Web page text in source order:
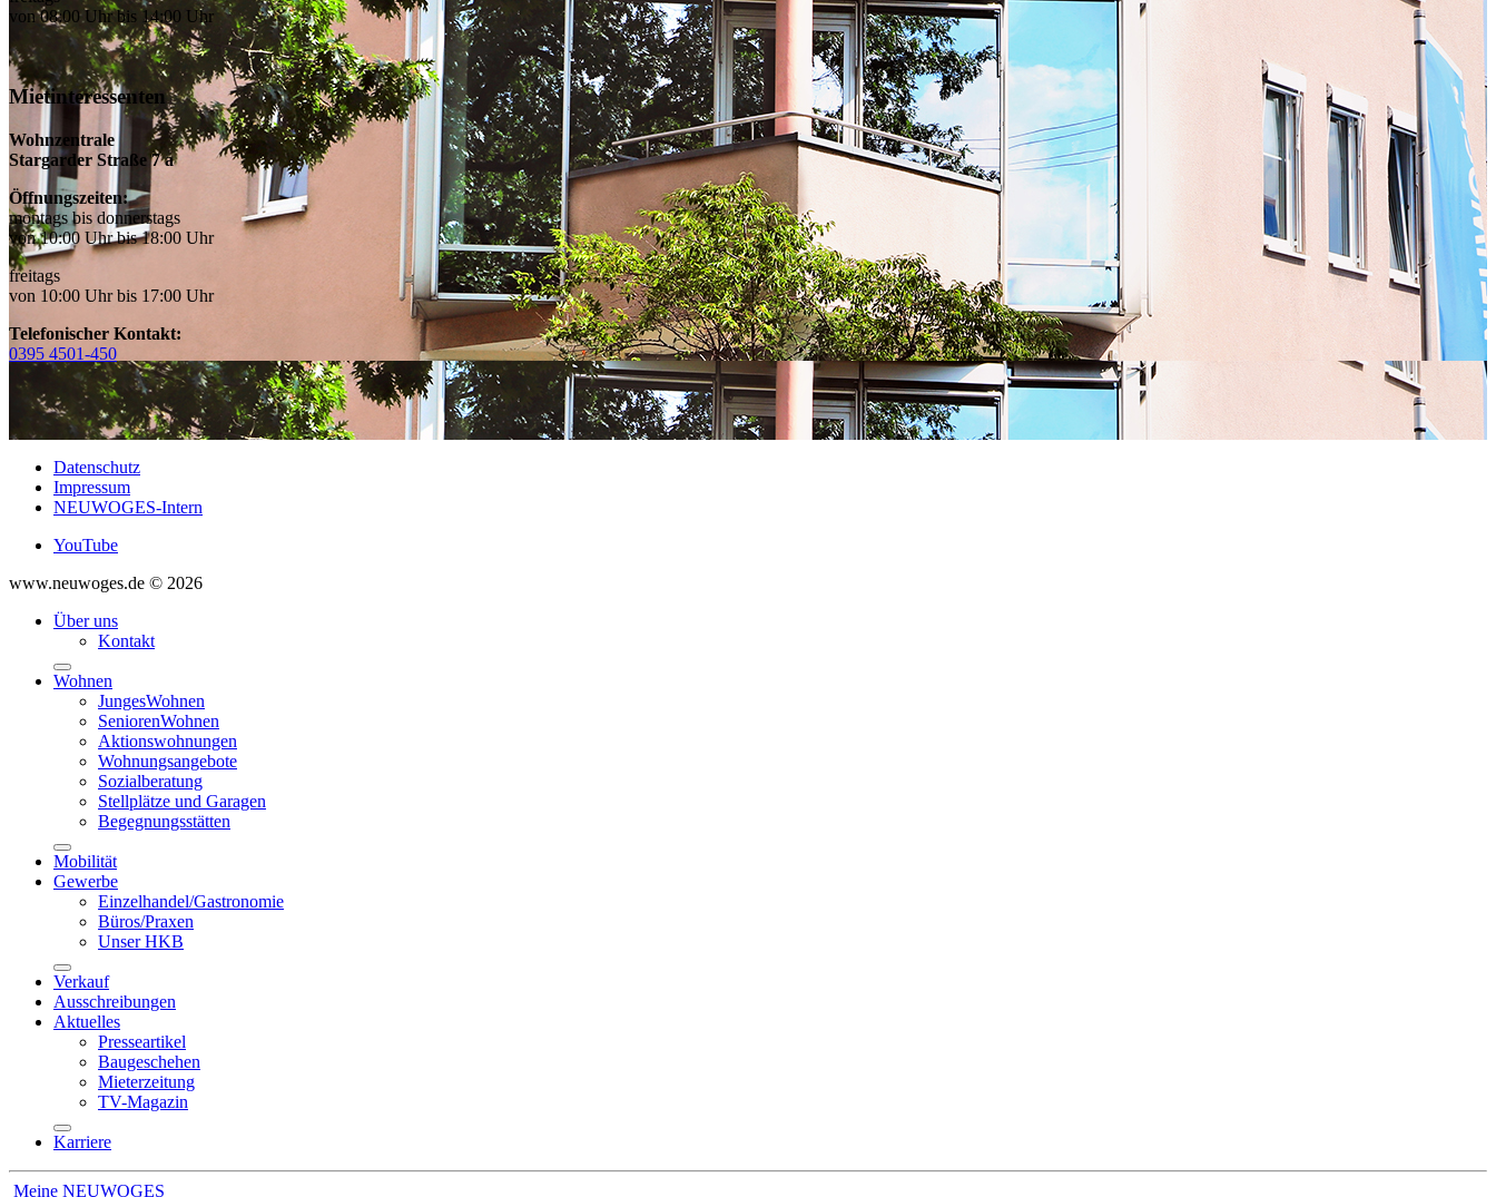
von 08:00 Uhr bis 14:00 Uhr
Mietinteressenten
Wohnzentrale
Stargarder Straße 7 a
Öffnungszeiten:
montags bis donnerstags
von 10:00 Uhr bis 18:00 Uhr
freitags
von 10:00 Uhr bis 17:00 Uhr
Telefonischer Kontakt:
0395 4501-450
Datenschutz
Impressum
NEUWOGES-Intern
YouTube
www.neuwoges.de © 2026
Über uns
Kontakt
Wohnen
JungesWohnen
SeniorenWohnen
Aktionswohnungen
Wohnungsangebote
Sozialberatung
Stellplätze und Garagen
Begegnungsstätten
Mobilität
Gewerbe
Einzelhandel/Gastronomie
Büros/Praxen
Unser HKB
Verkauf
Ausschreibungen
Aktuelles
Presseartikel
Baugeschehen
Mieterzeitung
TV-Magazin
Karriere
Meine NEUWOGES